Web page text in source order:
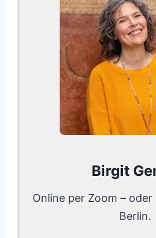
Birgit
Online per Zoom – oder
Berlin.